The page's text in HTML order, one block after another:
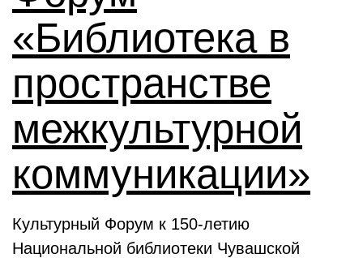
«Библиотека в
пространстве
межкультурной
коммуникации»
Культурный Форум к 150-летию
Национальной библиотеки Чувашской